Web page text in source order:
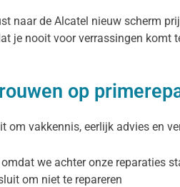
naar de Alcatel nieuw scherm
je nooit voor verrassingen komt
op
om vakkennis, eerlijk advies en
we achter onze reparaties
om niet te repareren